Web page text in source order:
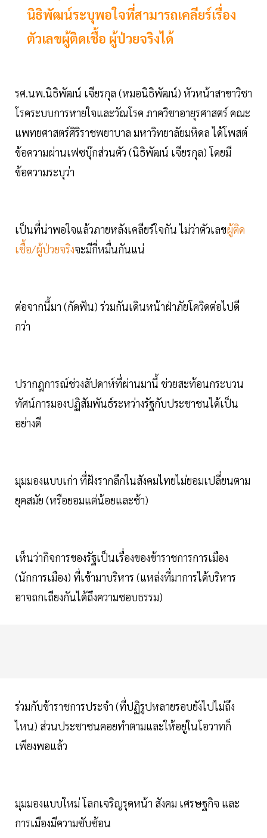
นิธิพัฒน์ระบุพอใจที่สามารถเคลียร์เรื่อง
ตัวเลขผู้ติดเชื้อ ผู้ป่วยจริงได้
รศ.นพ.นิธิพัฒน์ เจียรกุล (หมอนิธิพัฒน์) หัวหน้าสาขาวิชา
โรคระบบการหายใจและวัณโรค ภาควิชาอายุรศาสตร์ คณะ
แพทยศาสตร์ศิริราชพยาบาล มหาวิทยาลัยมหิดล ได้โพสต์
ข้อความผ่านเฟซบุ๊กส่วนตัว (นิธิพัฒน์ เจียรกุล) โดยมี
ข้อความระบุว่า
เป็นที่น่าพอใจแล้วภายหลังเคลียร์ใจกัน ไม่ว่าตัวเลขผู้ติด
เชื้อ/ผู้ป่วยจริงจะมีกี่หมื่นกันแน่
ต่อจากนี้มา (กัดฟัน) ร่วมกันเดินหน้าฝ่าภัยโควิดต่อไปดี
กว่า
ปรากฎการณ์ช่วงสัปดาห์ที่ผ่านมานี้ ช่วยสะท้อนกระบวน
ทัศน์การมองปฏิสัมพันธ์ระหว่างรัฐกับประชาชนได้เป็น
อย่างดี
มุมมองแบบเก่า ที่ฝังรากลึกในสังคมไทยไม่ยอมเปลี่ยนตาม
ยุคสมัย (หรือยอมแต่น้อยและช้า)
เห็นว่ากิจการของรัฐเป็นเรื่องของข้าราชการการเมือง
(นักการเมือง) ที่เข้ามาบริหาร (แหล่งที่มาการได้บริหาร
อาจถกเถียงกันได้ถึงความชอบธรรม)
ร่วมกับข้าราชการประจำ (ที่ปฏิรูปหลายรอบยังไปไม่ถึง
ไหน) ส่วนประชาชนคอยทำตามและให้อยู่ในโอวาทก็
เพียงพอแล้ว
มุมมองแบบใหม่ โลกเจริญรุดหน้า สังคม เศรษฐกิจ และ
การเมืองมีความซับซ้อน